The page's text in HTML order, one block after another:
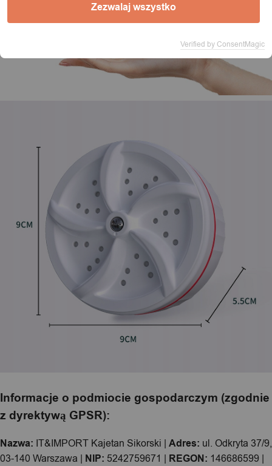
Informacje o podmiocie gospodarczym (zgodnie
z dyrektywą GPSR):
Nazwa: IT&IMPORT Kajetan Sikorski | Adres: ul. Odkryta 37/9,
03-140 Warszawa | NIP: 5242759671 | REGON: 146686599 |
Zezwalaj wszystko
Verified by ConsentMagic